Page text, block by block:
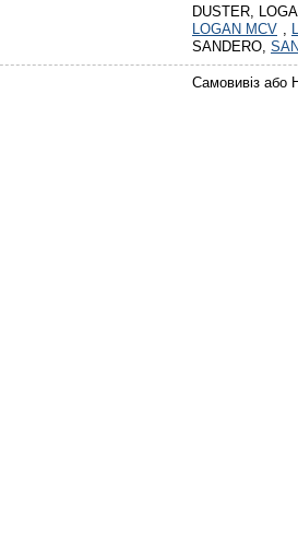
DUSTER,
LOGAN MCV ,
SANDERO,
Самовивіз або